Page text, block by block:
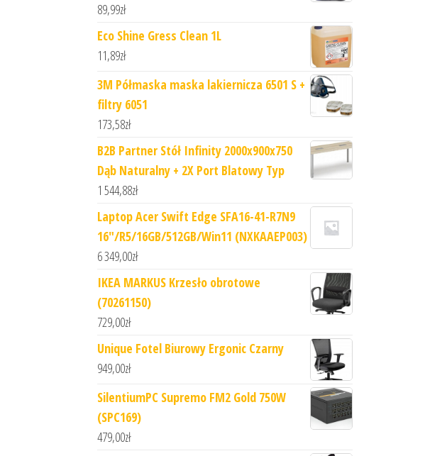
89,99zł
Eco Shine Gress Clean 1L
11,89zł
3M Półmaska maska lakiernicza 6501 S +
filtry 6051
173,58zł
B2B Partner Stół Infinity 2000x900x750
Dąb Naturalny + 2X Port Blatowy Typ
1 544,88zł
Laptop Acer Swift Edge SFA16-41-R7N9
16"/R5/16GB/512GB/Win11 (NXKAAEP003)
6 349,00zł
IKEA MARKUS Krzesło obrotowe
(70261150)
729,00zł
Unique Fotel Biurowy Ergonic Czarny
949,00zł
SilentiumPC Supremo FM2 Gold 750W
(SPC169)
479,00zł